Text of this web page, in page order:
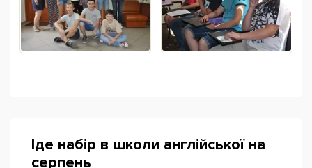
Іде набір в школи англійської на
серпень